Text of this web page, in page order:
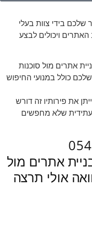
בידי צוות בעלי
ויכולים לבצע
אתרים מול סוכנות
שלכם כולל במנועי החיפוש
את פירותיו זה דורש
שלא מחפשים
אתרים מול
אולי תרצה